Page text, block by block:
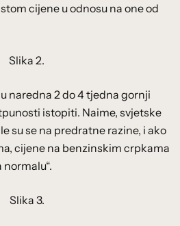
cijene u odnosu na one od
Slika 2.
naredna 2 do 4 tjedna gornji
istopiti. Naime, svjetske
su se na predratne razine, i ako
cijene na benzinskim crpkama
Slika 3.